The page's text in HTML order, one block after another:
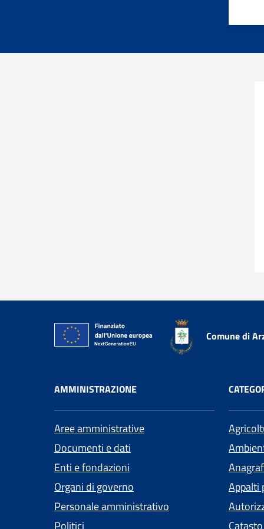
Comune di
AMMINISTRAZIONE
Aree amministrative
Documenti e dati
Enti e fondazioni
Organi di governo
Personale amministrativo
Politici
Appalti